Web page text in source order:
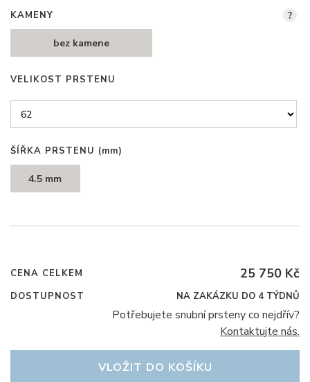
KAMENY
bez kamene
?
VELIKOST PRSTENU
ŠÍŘKA PRSTENU (mm)
4.5 mm
CENA CELKEM 25 750 Kč
DOSTUPNOST NA ZAKÁZKU DO 4 TÝDNŮ
Potřebujete snubní prsteny co nejdřív?
Kontaktujte nás.
VLOŽIT DO KOŠÍKU